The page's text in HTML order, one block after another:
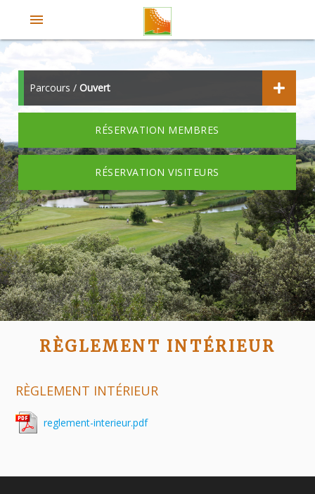
menu
Parcours / Ouvert
RÉSERVATION MEMBRES
RÉSERVATION VISITEURS
RÈGLEMENT INTÉRIEUR
RÈGLEMENT INTÉRIEUR
reglement-interieur.pdf